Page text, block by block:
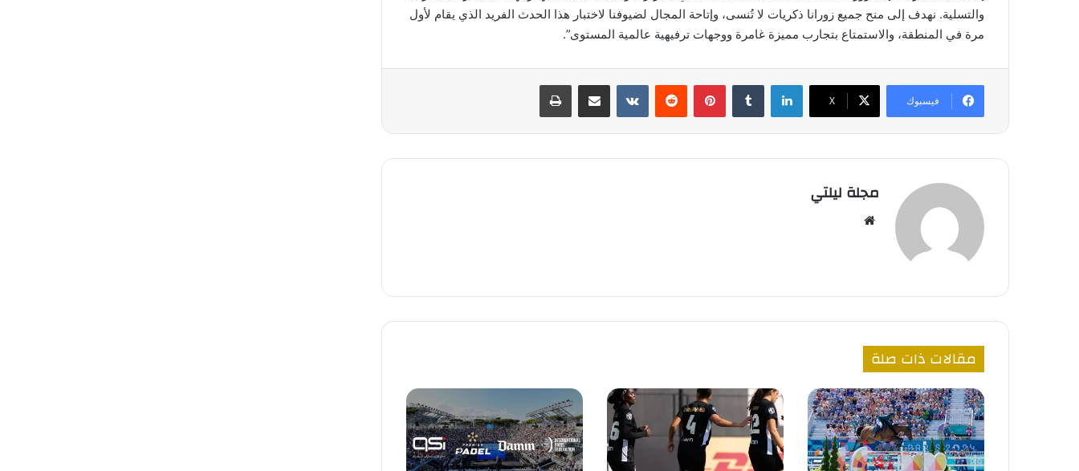
والتسلية. نهدف إلى منح جميع زورانا ذكريات لا تُنسى، وإتاحة المجال لضيوفنا لاختبار هذا الحدث الفريد الذي يقام لأول
مرة في المنطقة، والاستمتاع بتجارب مميزة غامرة ووجهات ترفيهية عالمية المستوى”.
فيسبوك ‫X
لينكدإن بينتيريست مشاركة عبر البريد طباعة
مجلة ليلتي
مقالات ذات صلة